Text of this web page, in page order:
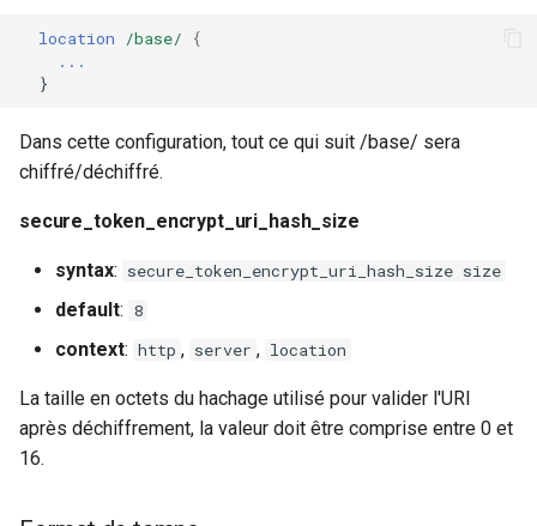
location /base/
{
...
}
Dans cette configuration, tout ce qui suit /base/ sera
chiffré/déchiffré.
secure_token_encrypt_uri_hash_size
syntax: secure_token_encrypt_uri_hash_size size
default: 8
context: http , server , location
La taille en octets du hachage utilisé pour valider l'URI
après déchiffrement, la valeur doit être comprise entre 0 et
16.